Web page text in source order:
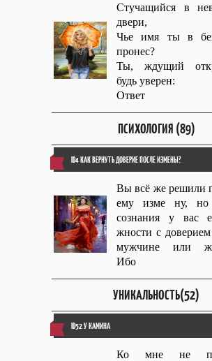
Стучащийся в
двери,
Чье имя ты в
пронес?
Ты, ждущий
будь уверен:
Ответ
ПСИХОЛОГИЯ (89)
ID4 КАК ВЕРНУТЬ ДОВЕРИЕ ПОСЛЕ ИЗМЕНЫ?
Вы всё же решили
ему изме ну, но
сознания у вас
жности с
мужчине или
Ибо
УНИКАЛЬНОСТЬ(52)
ID52 У КАМИНА
Ко мне не